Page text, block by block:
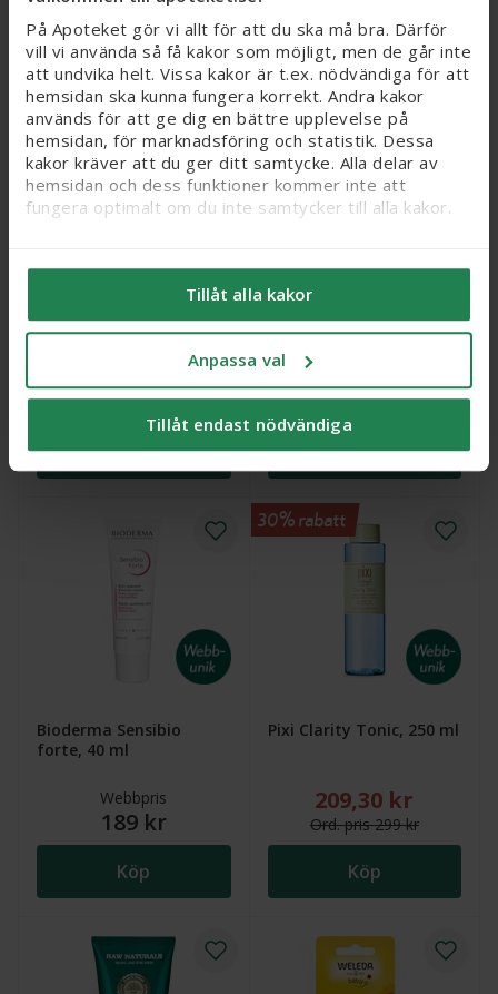
På Apoteket gör vi allt för att du ska må bra. Därför
vill vi använda så få kakor som möjligt, men de går inte
att undvika helt. Vissa kakor är t.ex. nödvändiga för att
hemsidan ska kunna fungera korrekt. Andra kakor
används för att ge dig en bättre upplevelse på
hemsidan, för marknadsföring och statistik. Dessa
kakor kräver att du ger ditt samtycke. Alla delar av
hemsidan och dess funktioner kommer inte att
fungera optimalt om du inte samtycker till alla kakor.
komma att behandlas genom kakor, eftersom vi bl. a.
säljer integritetskänsliga produkter som receptfria
läkemedel och produkter relaterade till hälsostatus
och sex. När du samtycker till kakor samtycker du
också till att känsliga personuppgifter kan behandlas
för samma ändamål.
Du kan ändra/dra tillbaka ditt samtycke och läsa mer
om vilka kakor vi använder under ’Anpassa val’. Läs
mer om kakorhär.
Tillåt alla kakor
Anpassa val
Tillåt endast nödvändiga
Köp Köp
Cream, 100 ml
129 kr
Köp
Soothing Toner, 200 ml
99 kr
Köp
Bioderma Sensibio
forte, 40 ml
Webbpris
189 kr
Köp
Pixi Clarity Tonic, 250 ml
Nytt reducerat
209,30 kr
Ord.pris299 kr
Köp
30% rabatt